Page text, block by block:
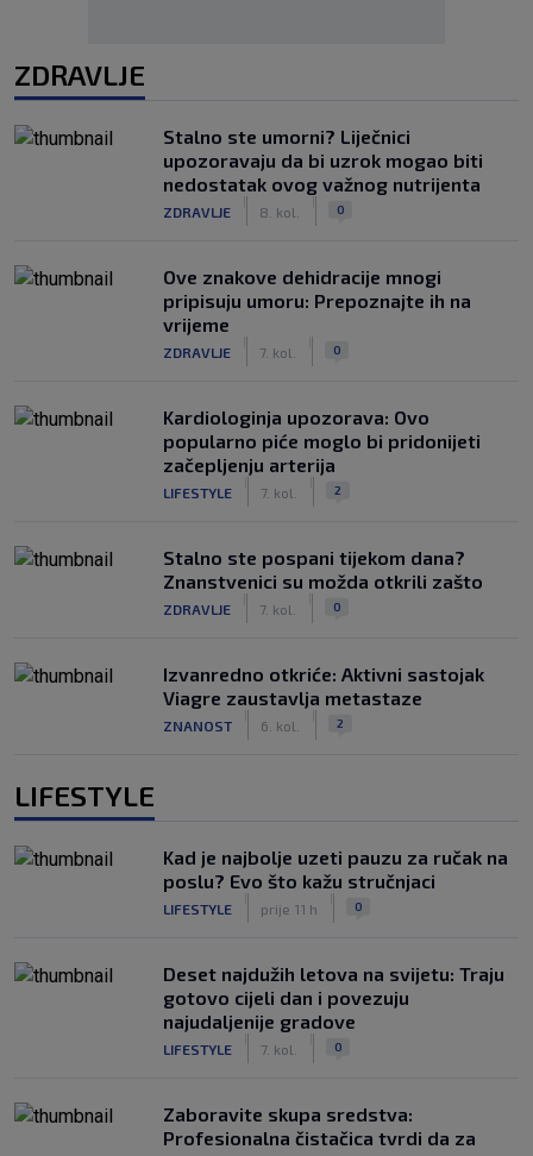
ZDRAVLJE
Stalno ste umorni? Liječnici
upozoravaju da bi uzrok mogao biti
nedostatak ovog važnog nutrijenta
ZDRAVLJE 8. kol. 0
Ove znakove dehidracije mnogi
pripisuju umoru: Prepoznajte ih na
vrijeme
ZDRAVLJE 7. kol. 0
Kardiologinja upozorava: Ovo
popularno piće moglo bi pridonijeti
začepljenju arterija
LIFESTYLE 7. kol. 2
Stalno ste pospani tijekom dana?
Znanstvenici su možda otkrili zašto
ZDRAVLJE 7. kol. 0
Izvanredno otkriće: Aktivni sastojak
Viagre zaustavlja metastaze
ZNANOST 6. kol. 2
LIFESTYLE
Kad je najbolje uzeti pauzu za ručak na
poslu? Evo što kažu stručnjaci
LIFESTYLE prije 11 h 0
Deset najdužih letova na svijetu: Traju
gotovo cijeli dan i povezuju
najudaljenije gradove
LIFESTYLE 7. kol. 0
Zaboravite skupa sredstva:
Profesionalna čistačica tvrdi da za